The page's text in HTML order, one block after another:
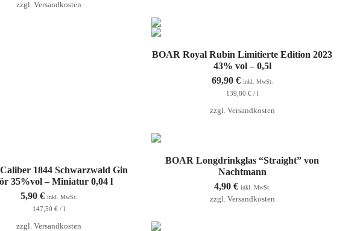
zzgl. Versandkosten
In den Warenkorb
BOAR Royal Rubin Limitierte Edition 2023
43% vol – 0,5l
69,90 € inkl. MwSt.
139,80 €/ l
zzgl. Versandkosten
In den Warenkorb
1844 Schwarzwald Gin
35%vol – Miniatur 0,04 l
5,90 € inkl. MwSt.
147,50 €/ l
zzgl. Versandkosten
In den Warenkorb
BOAR Longdrinkglas “Straight” von
Nachtmann
4,90 € inkl. MwSt.
zzgl. Versandkosten